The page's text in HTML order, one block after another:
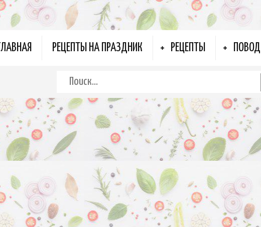
ГЛАВНАЯ РЕЦЕПТЫ НА ПРАЗДНИК РЕЦЕПТЫ ПОВОД